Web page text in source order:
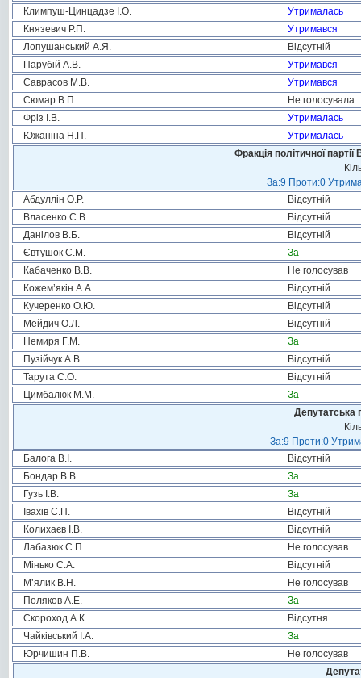
Климпуш-Цинцадзе І.О.
Утрималась
Князевич Р.П.
Утримався
Лопушанський А.Я.
Відсутній
Парубій А.В.
Утримався
Саврасов М.В.
Утримався
Сюмар В.П.
Не голосувала
Фріз І.В.
Утрималась
Южаніна Н.П.
Утрималась
Фракція політичної
За:9 Проти:0
Абдуллін О.Р.
Відсутній
Власенко С.В.
Відсутній
Данілов В.Б.
Відсутній
Євтушок С.М.
За
Кабаченко В.В.
Не голосував
Кожем’якін А.А.
Відсутній
Кучеренко О.Ю.
Відсутній
Мейдич О.Л.
Відсутній
Немиря Г.М.
За
Пузійчук А.В.
Відсутній
Тарута С.О.
Відсутній
Цимбалюк М.М.
За
Депутатська
За:9 Проти:0
Балога В.І.
Відсутній
Бондар В.В.
За
Гузь І.В.
За
Івахів С.П.
Відсутній
Колихаєв І.В.
Відсутній
Лабазюк С.П.
Не голосував
Мінько С.А.
Відсутній
М’ялик В.Н.
Не голосував
Поляков А.Е.
За
Скороход А.К.
Відсутня
Чайківський І.А.
За
Юрчишин П.В.
Не голосував